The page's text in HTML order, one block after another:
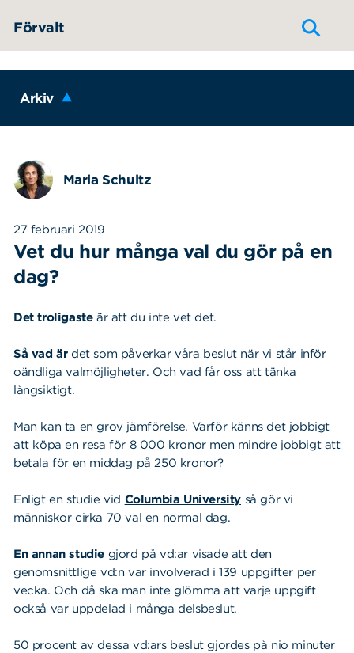
Förvalt
Arkiv
Maria Schultz
27 februari 2019
Vet du hur många val du gör på en
dag?
Det troligasteär att du inte vet det.
Så vad ärdet som påverkar våra beslut när vi står inför
oändliga valmöjligheter. Och vad får oss att tänka
långsiktigt.
Man kan ta en grov jämförelse. Varför känns det jobbigt
att köpa en resa för 8 000 kronor men mindre jobbigt att
betala för en middag på 250 kronor?
Enligt en studie vid Columbia University så gör vi
människor cirka 70 val en normal dag.
En annan studie gjord på vd:ar visade att den
genomsnittlige vd:n var involverad i 139 uppgifter per
vecka. Och då ska man inte glömma att varje uppgift
också var uppdelad i många delsbeslut.
50 procent av dessa vd:ars beslut gjordes på nio minuter